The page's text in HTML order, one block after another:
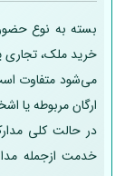
بسته به نوع
خرید ملک، تجاری
می‌شود متفاوت
ارگان مربوطه یا
در حالت کلی
خدمت ازجمله